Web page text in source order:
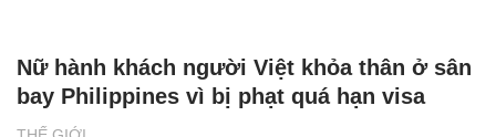
Nữ hành khách người Việt khỏa thân ở sân
bay Philippines vì bị phạt quá hạn visa